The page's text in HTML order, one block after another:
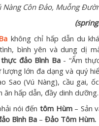
Nàng Côn Đảo, Muỗng
không chỉ hấp dẫn du
bình yên và dung dị
đảo Bình Ba- “Ẩm
lớn đa dạng và quý
Sao (Vú Nàng), cầu gai,
ăn hấp dẫn, đầy dinh dưỡng.
nói đến tôm Hùm– Sản
Bình Ba – Đảo Tôm Hùm.